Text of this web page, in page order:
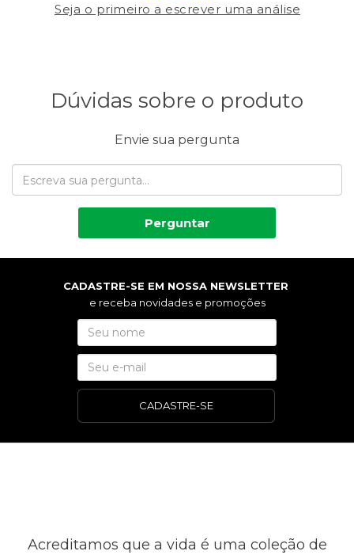
Seja o primeiro a escrever uma análise
Dúvidas sobre o produto
Envie sua pergunta
Perguntar
CADASTRE-SE EM NOSSA NEWSLETTER
e receba novidades e promoções
CADASTRE-SE
Acreditamos que a vida é uma coleção de